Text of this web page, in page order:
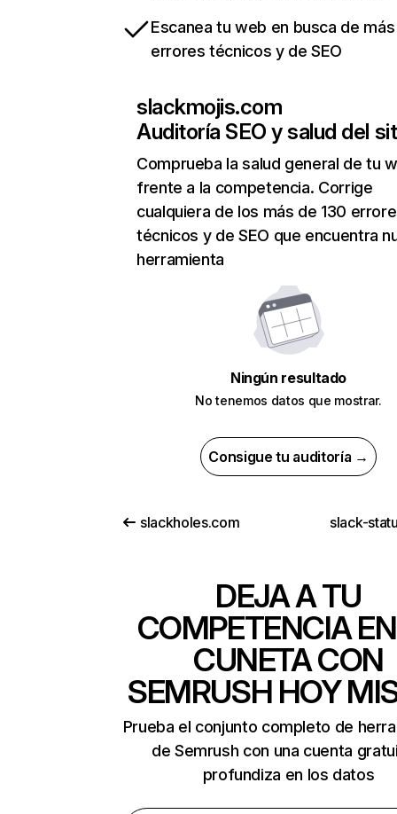
Escanea tu web en busca de
errores técnicos y de SEO
slackmojis.com
Auditoría SEO y salud del
Comprueba la salud general de tu
frente a la competencia. Corrige
cualquiera de los más de 130
técnicos y de SEO que encuentra
herramienta
Ningún resultado
No tenemos datos que mostrar.
Consigue tu auditoría →
slackholes.com slack-
DEJA A TU
COMPETENCIA
CUNETA CON
SEMRUSH HOY
Prueba el conjunto completo de
de Semrush con una cuenta
profundiza en los datos